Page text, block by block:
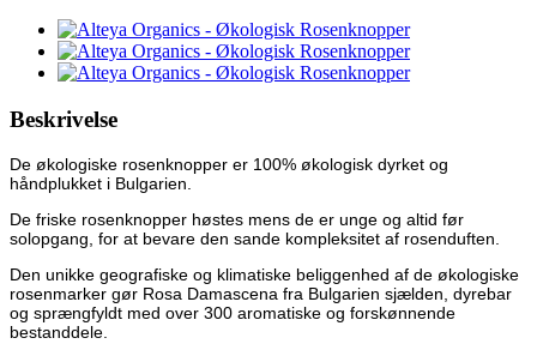
Beskrivelse
De økologiske rosenknopper er 100% økologisk dyrket og
håndplukket i Bulgarien.
De friske rosenknopper høstes mens de er unge og altid før
solopgang, for at bevare den sande kompleksitet af rosenduften.
Den unikke geografiske og klimatiske beliggenhed af de økologiske
rosenmarker gør Rosa Damascena fra Bulgarien sjælden, dyrebar
og sprængfyldt med over 300 aromatiske og forskønnende
bestanddele.